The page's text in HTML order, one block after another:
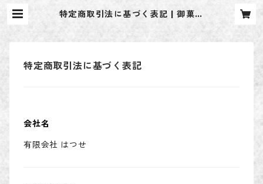
特定商取引法に基づく表記 | 御菓子
特定商取引法に基づく表記
会社名
有限会社 はつせ